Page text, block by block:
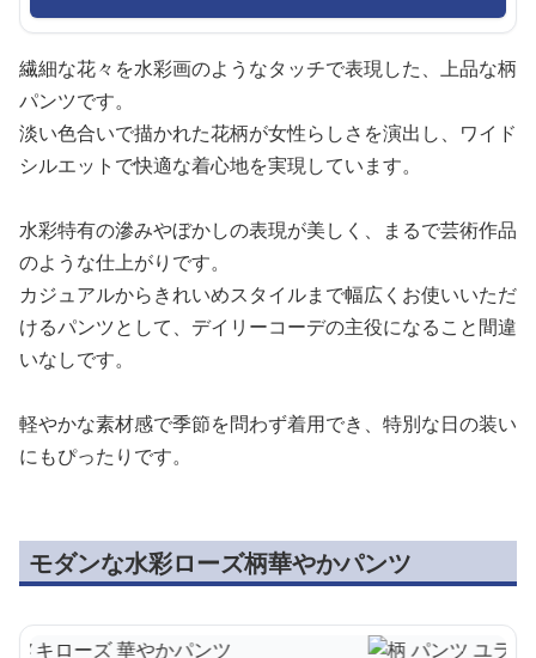
繊細な花々を水彩画のようなタッチで表現した、上品な柄
パンツです。
淡い色合いで描かれた花柄が女性らしさを演出し、ワイド
シルエットで快適な着心地を実現しています。
水彩特有の滲みやぼかしの表現が美しく、まるで芸術作品
のような仕上がりです。
カジュアルからきれいめスタイルまで幅広くお使いいただ
けるパンツとして、デイリーコーデの主役になること間違
いなしです。
軽やかな素材感で季節を問わず着用でき、特別な日の装い
にもぴったりです。
モダンな水彩ローズ柄華やかパンツ